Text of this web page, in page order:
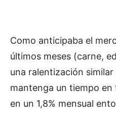
Como anticipaba el
últimos meses (carne,
una ralentización
mantenga un tiempo en
en un 1,8% mensual